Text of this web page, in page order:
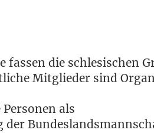
fas­sen die schle­si­schen
Mit­glie­der sind
als